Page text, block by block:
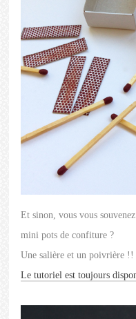
Et sinon, vous vous
mini pots de confiture ?
Une salière et un poivrière !!
Le tutoriel est toujours